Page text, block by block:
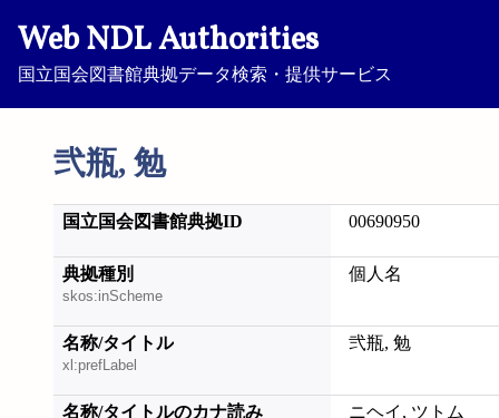
Web NDL Authorities
国立国会図書館典拠データ検索・提供サービス
弐瓶, 勉
国立国会図書館典拠ID 00690950
典拠種別
skos:inScheme
個人名
名称/タイトル
xl:prefLabel
弐瓶, 勉
名称/タイトルのカナ読み ニヘイ, ツトム